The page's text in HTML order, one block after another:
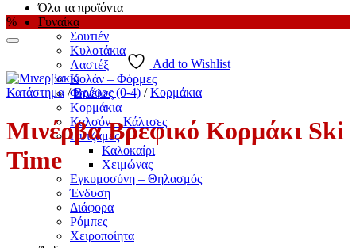
Όλα τα προϊόντα
Γυναίκα
Σουτιέν
Κυλοτάκια
Λαστέξ
Κολάν – Φόρμες
Φανέλες
Κορμάκια
Καλσόν – Κάλτσες
Πυτζάμες
Καλοκαίρι
Χειμώνας
Εγκυμοσύνη – Θηλασμός
Ένδυση
Διάφορα
Ρόμπες
Χειροποίητα
%
Add to Wishlist
Κατάστημα / Βρέφος (0-4) / Κορμάκια
Μινέρβα Βρεφικό Κορμάκι Ski
Time